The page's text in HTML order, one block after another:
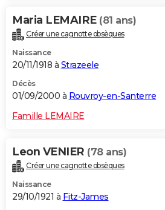
Maria LEMAIRE (81 ans)
Créer une cagnotte obsèques
Naissance
20/11/1918 à Strazeele
Décès
01/09/2000 à Rouvroy-en-Santerre
Famille LEMAIRE
Leon VENIER (78 ans)
Créer une cagnotte obsèques
Naissance
29/10/1921 à Fitz-James